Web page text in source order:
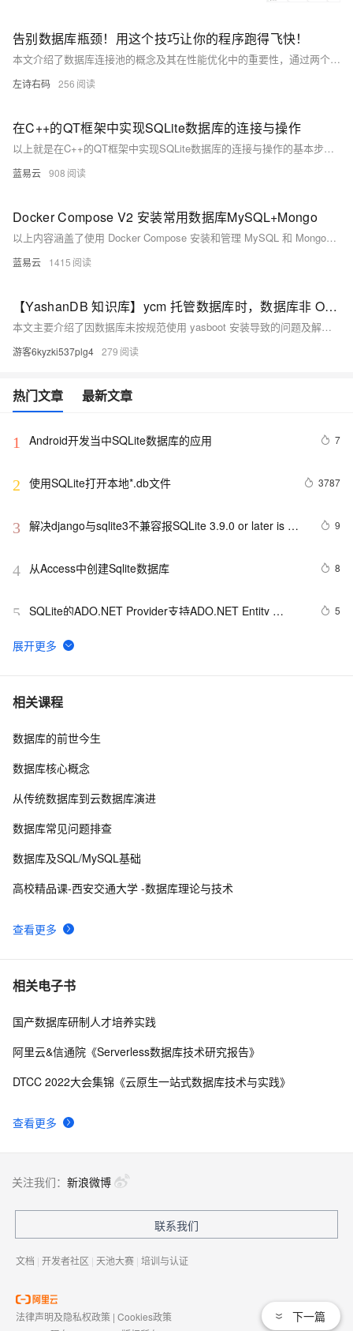
告别数据库瓶颈！用这个技巧让你的程序跑得飞快！
本文介绍了数据库连接池的概念及其在性能优化中的重要性，通过两个示例展示了如何管理 SQLite 数据库连接。首先，手动实现了一个基于 `sqlite3` 和 `queue.Queue` 的简单连接池，涵盖初始化、获取与释放连接的核心流程。接着，使用功能更强大的 `SQLAlchemy` 库创建连接池，简化了连接管理并支持更多高级特性。对比两种方式后发现，自定义连接池适合学习和小型应用，而 `SQLAlchemy` 更适用于复杂场景。合理使用连接池可显著提升高并发环境下的数据库操作效率。
左诗右码 256
在C++的QT框架中实现SQLite数据库的连接与操作
以上就是在C++的QT框架中实现SQLite数据库的连接与操作的基本步骤。这些步骤包括创建数据库连接、执行SQL命令、处理查询结果和关闭数据库连接。在实际使用中，你可能需要根据具体的需求来修改这些代码。
蓝易云 908
Docker Compose V2 安装常用数据库MySQL+Mongo
以上内容涵盖了使用 Docker Compose 安装和管理 MySQL 和 MongoDB 的详细步骤，希望对您有所帮助。
蓝易云 1415
【YashanDB 知识库】ycm 托管数据库时，数据库非 OM 安装无法托管
本文主要介绍了因数据库未按规范使用 yasboot 安装导致的问题及解决方法。问题表现为无 yasom 和 yasagent 进程，且目录结构缺失，致使 ycm 无法托管与监控。分析发现可能是数据库版本旧或安装不规范引起。解决方法为先生成配置文件，安装 yasom 和 yasagent，再生成并修改托管配置模板，最终通过命令完成托管至 yasom 和 ycm。总结强调了按规范安装数据库的重要性以避免类似问题。
游客6kyzki537plg4 279
热门文章 最新文章
1 Android开发当中SQLite数据库的应用 7
2 使用SQLite打开本地*.db文件 3787
3 解决django与sqlite3不兼容报SQLite 3.9.0 or later is
9
4 从Access中创建Sqlite数据库 8
5 SQLite的ADO.NET Provider支持ADO.NET Entity
5
6 django如何连接sqlite数据库？
7 Widget开发心得 解决跳转页面和SQLite类问题
8 [IOS]自己如何正确获取SQLite的ADO连接字符串
10ubuntu android 命令环境下操作sqlite
相关课程
查看更多
数据库的前世今生
数据库核心概念
从传统数据库到云数据库演进
数据库常见问题排查
数据库及SQL/MySQL基础
高校精品课-西安交通大学 -数据库理论与技术
相关电子书
查看更多
国产数据库研制人才培养实践
阿里云&信通院《Serverless数据库技术研究报告》
DTCC 2022大会集锦《云原生一站式数据库技术与实践》
下一篇
关注我们： 新浪微博
联系我们
文档 | 开发者社区 | 天池大赛 | 培训与认证
法律声明及隐私权政策 | Cookies政策